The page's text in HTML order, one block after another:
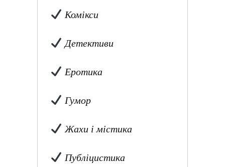
Комікси
Детективи
Еротика
Гумор
Жахи і містика
Публіцистика